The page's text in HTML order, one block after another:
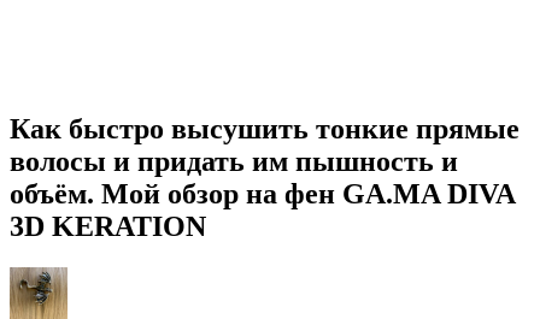
Как быстро высушить тонкие прямые
волосы и придать им пышность и
объём. Мой обзор на фен GA.MA DIVA
3D KERATION